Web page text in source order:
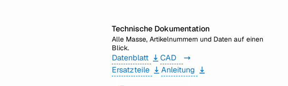
Technische Dokumentation
Alle Masse, Artikelnummern und Daten auf einen
Blick.
Datenblatt
CAD
Ersatzteile
Anleitung